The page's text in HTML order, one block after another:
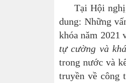
Tại Hội nghị,
dung:Những
khóa năm 2021
tự cường và
trong nước và
truyền về công